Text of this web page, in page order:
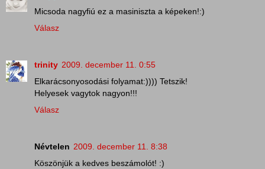
Micsoda nagyfiú ez a masiniszta a képeken!:)
Válasz
trinity 2009. december 11. 0:55
Elkarácsonyosodási folyamat:)))) Tetszik!
Helyesek vagytok nagyon!!!
Válasz
Névtelen 2009. december 11. 8:38
Köszönjük a kedves beszámolót! :)